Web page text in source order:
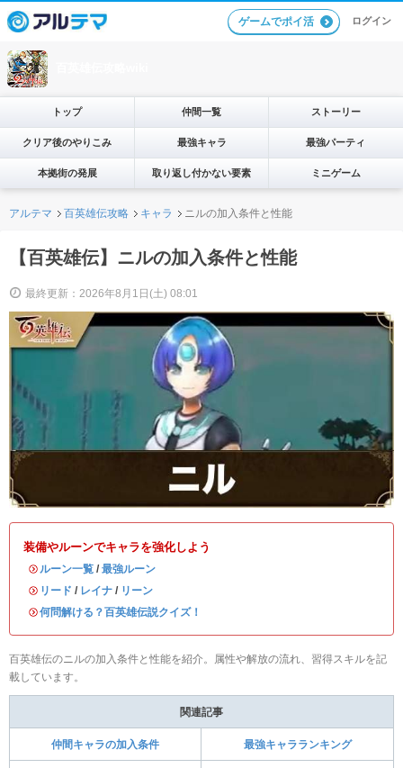
ゲームでポイ活 ログイン
トップ 仲間一覧 ストーリー
クリア後のやりこみ 最強キャラ 最強パーティ
本拠街の発展 取り返し付かない要素 ミニゲーム
アルテマ 百英雄伝攻略 キャラ ニルの加入条件と性能
【百英雄伝】ニルの加入条件と性能
最終更新：2026年8月1日(土) 08:01
装備やルーンでキャラを強化しよう
・ ルーン一覧 / 最強ルーン
・ リード / レイナ / リーン
・何問解ける？百英雄伝説クイズ！
百英雄伝のニルの加入条件と性能を紹介。属性や解放の流れ、習得スキルを記
載しています。
関連記事
仲間キャラの加入条件 最強キャラランキング